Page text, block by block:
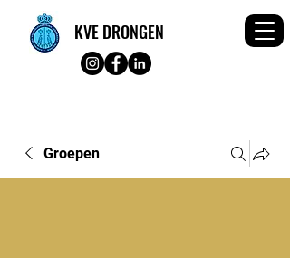
KVE DRONGEN
Groepen